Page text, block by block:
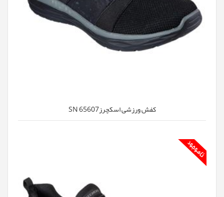
کفش ورزشی اسکچرزSN 65607